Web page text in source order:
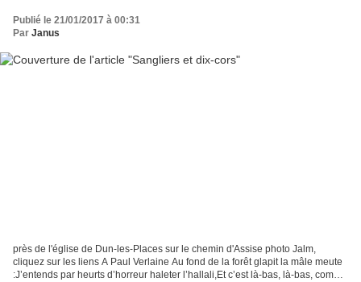
Publié le 21/01/2017 à 00:31
Par Janus
près de l'église de Dun-les-Places sur le chemin d'Assise photo Jalm,
cliquez sur les liens A Paul Verlaine Au fond de la forêt glapit la mâle meute
:J’entends par heurts d’horreur haleter l’hallali,Et c’est là-bas, là-bas, comme